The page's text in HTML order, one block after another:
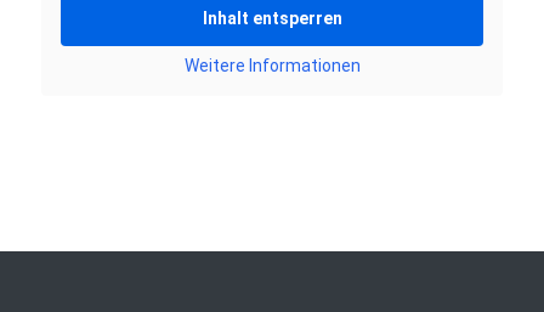
Inhalt entsperren
Weitere Informationen